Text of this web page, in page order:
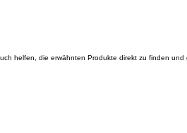
helfen, die erwähnten Produkte direkt zu finden